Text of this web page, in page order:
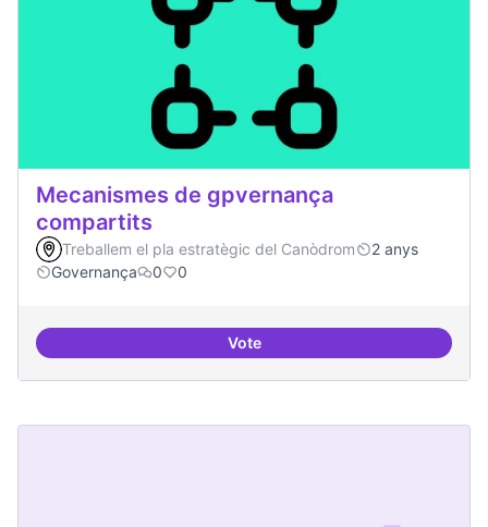
Mecanismes de gpvernança
compartits
Treballem el pla estratègic del Canòdrom
2 anys
Governança
0 0
VoteMecanismes de gpvernança